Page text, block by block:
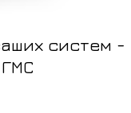
систем -